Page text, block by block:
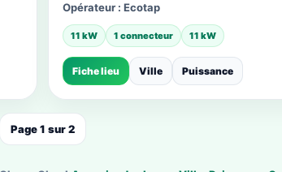
Opérateur : Ecotap
11 kW 1 connecteur 11 kW
Fiche lieu Ville Puissance
Page 1 sur 2